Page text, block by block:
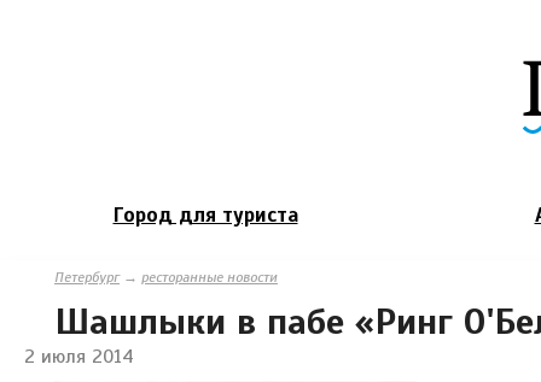
Город для туриста
Петербург→ ресторанные новости
Шашлыки в пабе «Ринг
2 июля 2014